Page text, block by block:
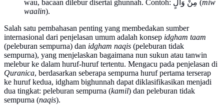
wau, bacaan dilebur disertai ghunnah. Contoh: مِنْ وَالٍ (miw
waalin).
Salah satu pembahasan penting yang membedakan sumber
internasional dari penjelasan umum adalah konsep idgham taam
(peleburan sempurna) dan idgham naqis (peleburan tidak
sempurna), yang menjelaskan bagaimana nun sukun atau tanwin
melebur ke dalam huruf-huruf tertentu. Mengacu pada penjelasan di
Quranica, berdasarkan seberapa sempurna huruf pertama terserap
ke huruf kedua, idgham bighunnah dapat diklasifikasikan menjadi
dua tingkat: peleburan sempurna (kamil) dan peleburan tidak
sempurna (naqis).